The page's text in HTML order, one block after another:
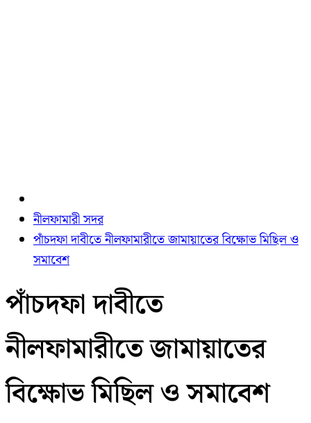
নীলফামারী সদর
পাঁচদফা দাবীতে নীলফামারীতে জামায়াতের বিক্ষোভ মিছিল ও
সমাবেশ
পাঁচদফা দাবীতে
নীলফামারীতে জামায়াতের
বিক্ষোভ মিছিল ও সমাবেশ